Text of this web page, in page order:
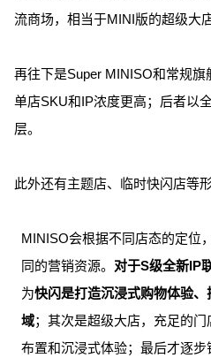
流商场，相当于MINI版的超级大
再往下是Super MINISO和常规旗
单店SKU和IP浓度更高；后者以
层。
此外还有主题店、临时快闪店等形
MINISO会根据不同店态的定位
同的营销资源。 对于S级全新IP
为快闪是打造沉浸式购物体验
域；其次是超级大店，充足的
布置和沉浸式体验；最后才逐步